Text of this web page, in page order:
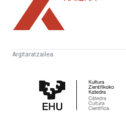
Argitaratzailea:
Zientifikoko
Katedra